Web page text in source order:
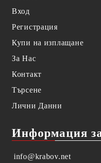
Вход
Регистрация
Купи на изплащане
За Нас
Контакт
Търсене
Лични Данни
Информация
info@krabov.net